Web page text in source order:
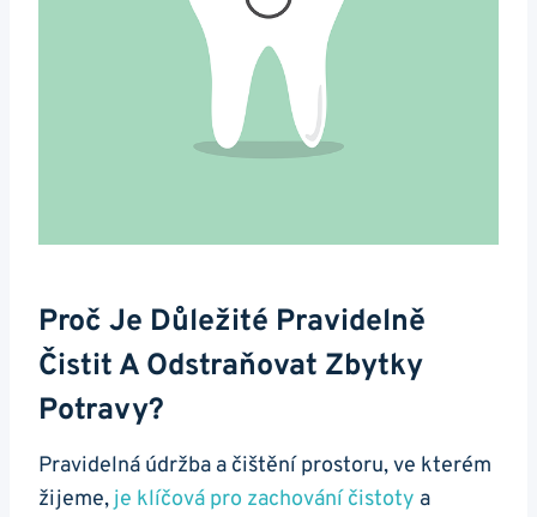
Proč Je Důležité Pravidelně
Čistit A Odstraňovat Zbytky
Potravy?
Pravidelná údržba a čištění prostoru, ve kterém
žijeme, je klíčová pro zachování čistoty a